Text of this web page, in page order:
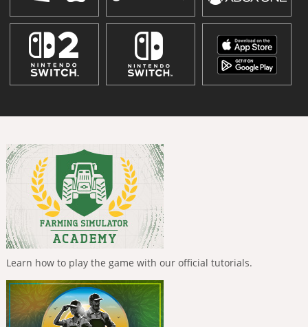
Learn how to play the game with our official tutorials.